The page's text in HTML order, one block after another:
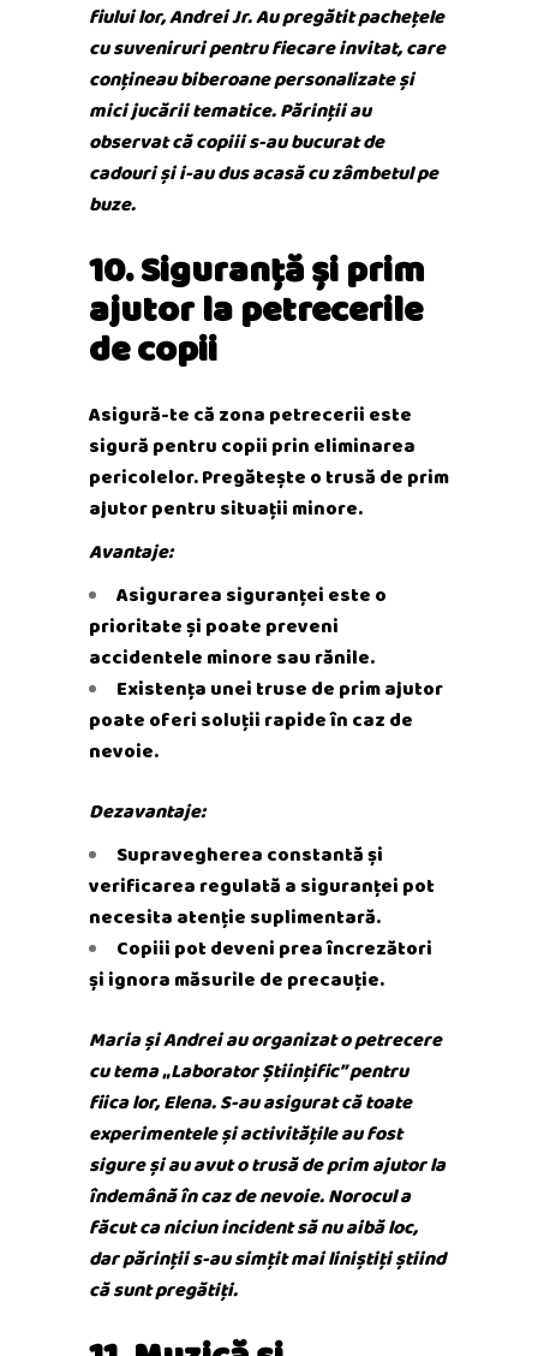
fiului lor, Andrei Jr. Au pregătit pachețele
cu suveniruri pentru fiecare invitat, care
conțineau biberoane personalizate și
mici jucării tematice. Părinții au
observat că copiii s-au bucurat de
cadouri și i-au dus acasă cu zâmbetul pe
buze.
10. Siguranță și prim
ajutor la petrecerile
de copii
Asigură-te că zona petrecerii este
sigură pentru copii prin eliminarea
pericolelor. Pregătește o trusă de prim
ajutor pentru situații minore.
Avantaje:
Asigurarea siguranței este o
prioritate și poate preveni
accidentele minore sau rănile.
Existența unei truse de prim ajutor
poate oferi soluții rapide în caz de
nevoie.
Dezavantaje:
Supravegherea constantă și
verificarea regulată a siguranței pot
necesita atenție suplimentară.
Copiii pot deveni prea încrezători
și ignora măsurile de precauție.
Maria și Andrei au organizat o petrecere
cu tema „Laborator Științific” pentru
fiica lor, Elena. S-au asigurat că toate
experimentele și activitățile au fost
sigure și au avut o trusă de prim ajutor la
îndemână în caz de nevoie. Norocul a
făcut ca niciun incident să nu aibă loc,
dar părinții s-au simțit mai liniștiți știind
că sunt pregătiți.